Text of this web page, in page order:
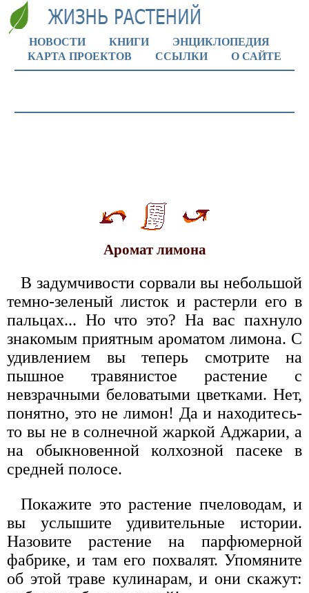
НОВОСТИ КНИГИ
ЭНЦИКЛОПЕДИЯ
КАРТА ПРОЕКТОВ
ССЫЛКИ О САЙТЕ
Аромат лимона
В задумчивости сорвали вы небольшой
темно-зеленый листок и растерли его в
пальцах... Но что это? На вас пахнуло
знакомым приятным ароматом лимона. С
удивлением вы теперь смотрите на
пышное травянистое растение с
невзрачными беловатыми цветками. Нет,
понятно, это не лимон! Да и находитесь-
то вы не в солнечной жаркой Аджарии, а
на обыкновенной колхозной пасеке в
средней полосе.
Покажите это растение пчеловодам, и
вы услышите удивительные истории.
Назовите растение на парфюмерной
фабрике, и там его похвалят. Упомяните
об этой траве кулинарам, и они скажут: